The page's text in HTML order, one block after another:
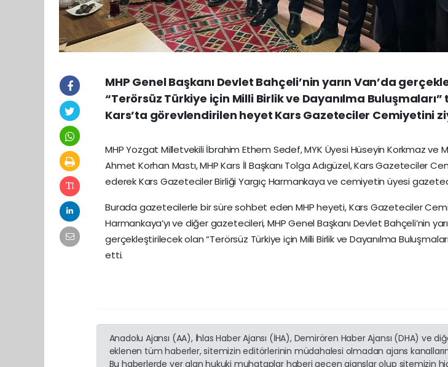
MHP Genel Başkanı Devlet Bahçeli’nin yarın Van’da
“Terörsüz Türkiye için Milli Birlik ve Dayanılma Buluşmaları”
Kars’ta görevlendirilen heyet Kars Gazeteciler Cemiyetini
MHP Yozgat Milletvekili İbrahim Ethem Sedef, MYK Üyesi Hüseyin Korkmaz ve
Ahmet Korhan Mastı, MHP Kars İl Başkanı Tolga Adıgüzel, Kars Gazeteciler
ederek Kars Gazeteciler Birliği Yargıç Harmankaya ve cemiyetin üyesi
Burada gazetecilerle bir süre sohbet eden MHP heyeti, Kars Gazeteciler
Harmankaya’yı ve diğer gazetecileri, MHP Genel Başkanı Devlet Bahçeli’nin
gerçekleştirilecek olan “Terörsüz Türkiye için Milli Birlik ve Dayanılma
etti.
Anadolu Ajansı (AA), İhlas Haber Ajansı (İHA), Demirören Haber Ajansı (DHA) ve
eklenen tüm haberler, sitemizin editörlerinin müdahalesi olmadan ajans
Bu haberlerde yer alan hukuki muhataplar haberi geçen ajanslar olup sitemizin